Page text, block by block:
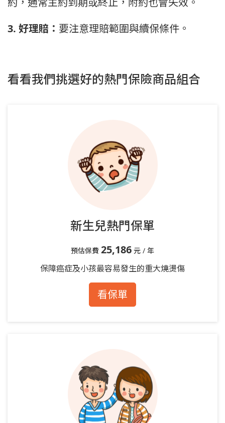
3. 好理賠： 要注意理賠範圍與續保條件。
看看我們挑選好的熱門保險商品組合
新生兒熱門保單
預估保費 25,186 元 / 年
保障癌症及小孩最容易發生的重大燒燙傷
看保單